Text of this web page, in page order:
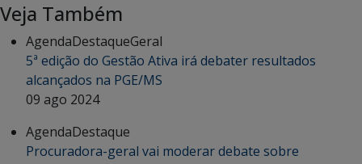
Veja Também
AgendaDestaqueGeral
5ª edição do Gestão Ativa irá debater resultados
alcançados na PGE/MS
09 ago 2024
AgendaDestaque
Procuradora-geral vai moderar debate sobre